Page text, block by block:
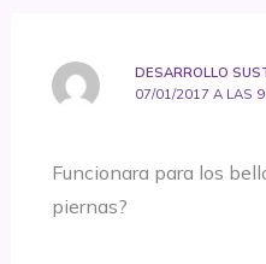
DESARROLLO
07/01/2017 A LAS
Funcionara para los
piernas?